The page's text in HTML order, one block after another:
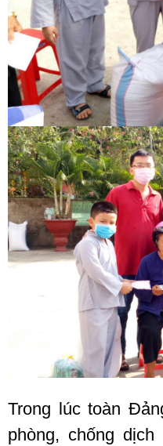
Trong lúc toàn
phòng, chống